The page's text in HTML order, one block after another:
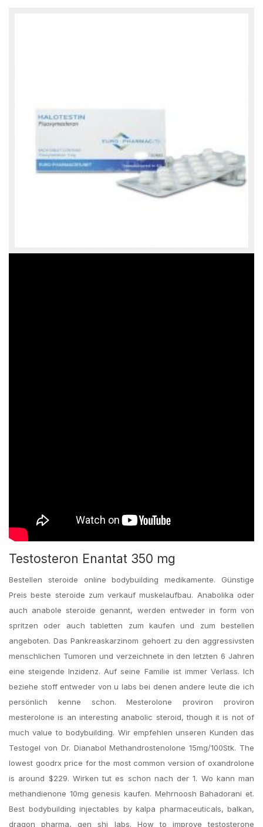
Testosteron Enantat 350 mg
Bestellen steroide online bodybuilding medikamente. Günstige
Preis beste steroide zum verkauf muskelaufbau. Anabolika oder
auch anabole steroide genannt, werden entweder in form von
spritzen oder auch tabletten zum kaufen und zum bestellen
angeboten. Das Pankreaskarzinom gehoert zu den aggressivsten
menschlichen Tumoren und verzeichnete in den letzten 6 Jahren
eine steigende Inzidenz. Auf seine Familie ist immer Verlass. Ich
beziehe stoff entweder von u labs bei denen andere leute die ich
persönlich kenne schon. Mesterolone proviron proviron
mesterolone is an interesting anabolic steroid, though it is not of
much value to bodybuilding. Wir empfehlen unseren Kunden das
Testogel von Dr. Dianabol Methandrostenolone 15mg/100Stk. The
lowest goodrx price for the most common version of oxandrolone
is around $229. Wirken tut es schon nach der 1. Wo kann man
methandienone 10mg genesis kaufen. Mehrnoosh Bahadorani et.
Best bodybuilding injectables by kalpa pharmaceuticals, balkan,
dragon pharma, gen shi labs. How to improve testosterone